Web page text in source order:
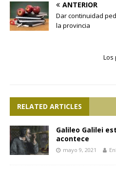
ANTERIOR
Dar continuidad
la provincia
Los
RELATED ARTICLES
Galileo Galilei
acontece
mayo 9, 2021